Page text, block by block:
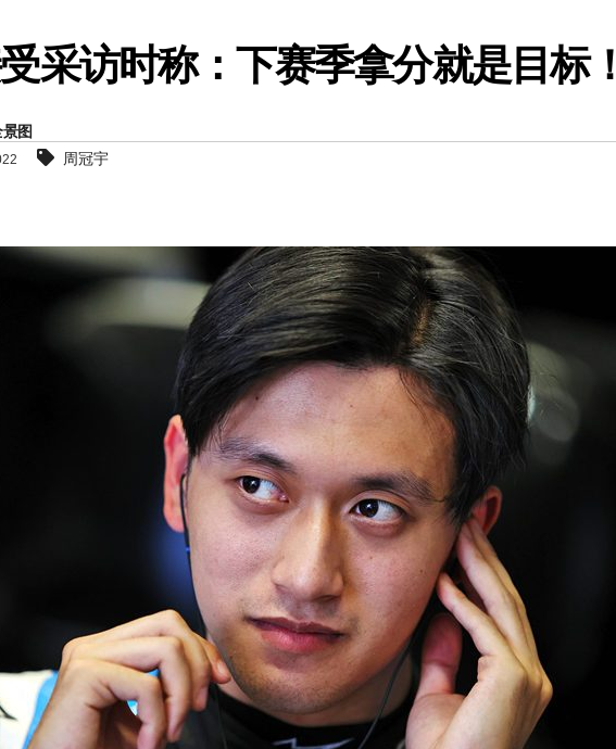
采访时称：下赛季拿分就是目标！
图
周冠宇